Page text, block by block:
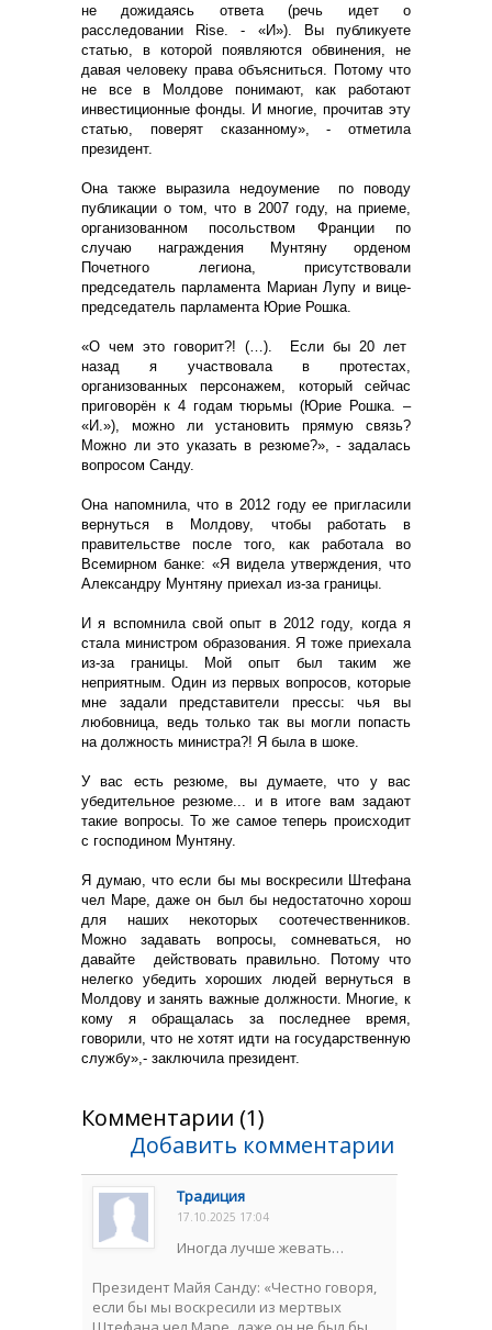
не дожидаясь ответа (речь идет о
расследовании Rise. - «И»). Вы публикуете
статью, в которой появляются обвинения, не
давая человеку права объясниться. Потому что
не все в Молдове понимают, как работают
инвестиционные фонды. И многие, прочитав эту
статью, поверят сказанному», - отметила
президент.
Она также выразила недоумение по поводу
публикации о том, что в 2007 году, на приеме,
организованном посольством Франции по
случаю награждения Мунтяну орденом
Почетного легиона, присутствовали
председатель парламента Мариан Лупу и вице-
председатель парламента Юрие Рошка.
«О чем это говорит?! (…). Если бы 20 лет
назад я участвовала в протестах,
организованных персонажем, который сейчас
приговорён к 4 годам тюрьмы (Юрие Рошка. –
«И.»), можно ли установить прямую связь?
Можно ли это указать в резюме?», - задалась
вопросом Санду.
Она напомнила, что в 2012 году ее пригласили
вернуться в Молдову, чтобы работать в
правительстве после того, как работала во
Всемирном банке: «Я видела утверждения, что
Александру Мунтяну приехал из-за границы.
И я вспомнила свой опыт в 2012 году, когда я
стала министром образования. Я тоже приехала
из-за границы. Мой опыт был таким же
неприятным. Один из первых вопросов, которые
мне задали представители прессы: чья вы
любовница, ведь только так вы могли попасть
на должность министра?! Я была в шоке.
У вас есть резюме, вы думаете, что у вас
убедительное резюме... и в итоге вам задают
такие вопросы. То же самое теперь происходит
с господином Мунтяну.
Я думаю, что если бы мы воскресили Штефана
чел Маре, даже он был бы недостаточно хорош
для наших некоторых соотечественников.
Можно задавать вопросы, сомневаться, но
давайте действовать правильно. Потому что
нелегко убедить хороших людей вернуться в
Молдову и занять важные должности. Многие, к
кому я обращалась за последнее время,
говорили, что не хотят идти на государственную
службу»,- заключила президент.
Комментарии (1)
Добавить комментарии
Традиция
17.10.2025 17:04
Иногда лучше жевать…
Президент Майя Санду: «Честно говоря,
если бы мы воскресили из мертвых